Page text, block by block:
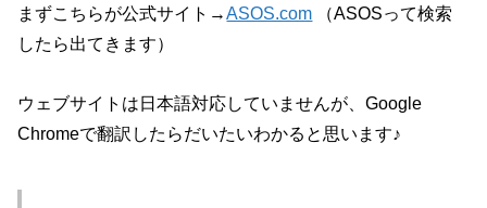
まずこちらが公式サイト→ASOS.com （ASOSって検索
したら出てきます）
ウェブサイトは日本語対応していませんが、Google
Chromeで翻訳したらだいたいわかると思います♪